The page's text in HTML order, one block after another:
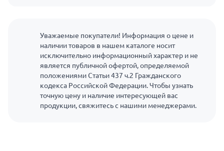
Уважаемые покупатели! Информация о цене и
наличии товаров в нашем каталоге носит
исключительно информационный характер и не
является публичной офертой, определяемой
положениями Статьи 437 ч.2 Гражданского
кодекса Российской Федерации. Чтобы узнать
точную цену и наличие интересующей вас
продукции, свяжитесь с нашими менеджерами.